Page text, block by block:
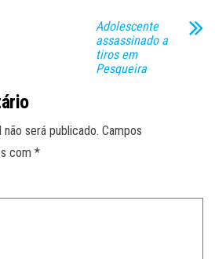
Adolescente
assassinado a
tiros em
Pesqueira
será publicado. Campos
com *